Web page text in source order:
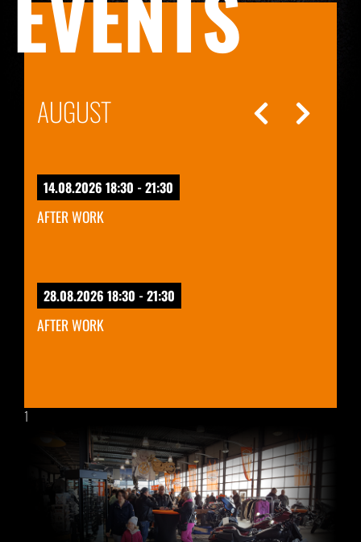
AUGUST
14.08.2026 18:30 - 21:30
AFTER WORK
28.08.2026 18:30 - 21:30
AFTER WORK
1